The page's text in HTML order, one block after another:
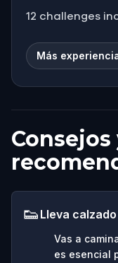
12 challenges
Más
Consejos
👟 Lleva
Vas a
es esencial